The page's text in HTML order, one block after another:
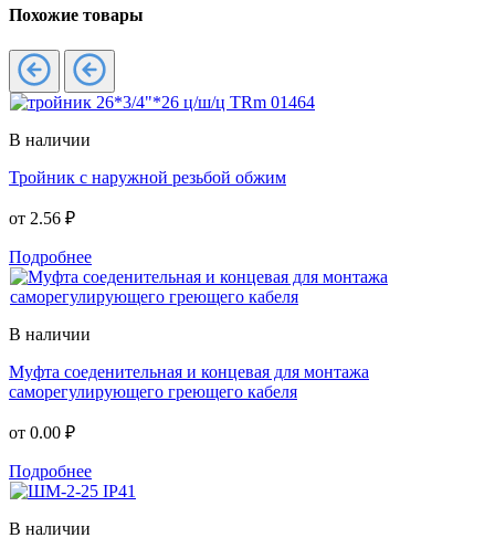
Похожие товары
В наличии
Тройник с наружной резьбой обжим
от 2.56 ₽
Подробнее
В наличии
Муфта соеденительная и концевая для монтажа
саморегулирующего греющего кабеля
от 0.00 ₽
Подробнее
В наличии